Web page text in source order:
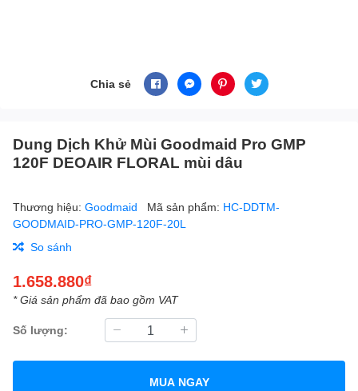
Chia sẻ
Dung Dịch Khử Mùi Goodmaid Pro GMP
120F DEOAIR FLORAL mùi dâu
Thương hiệu: Goodmaid Mã sản phẩm: HC-DDTM-
GOODMAID-PRO-GMP-120F-20L
So sánh
1.658.880₫
* Giá sản phẩm đã bao gồm VAT
Số lượng:
MUA NGAY